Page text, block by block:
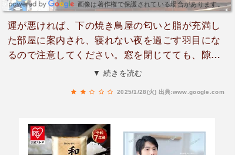
画像は著作権で保護されている場合があります。
運が悪ければ、下の焼き鳥屋の匂いと脂が充満し
た部屋に案内され、寝れない夜を過ごす羽目にな
るので注意してください。窓を閉じてても、隙間
から漏れ出てくるのでどうしようもなく、フロン
▼ 続きを読む
2025/1/28(火) 出典:www.google.com